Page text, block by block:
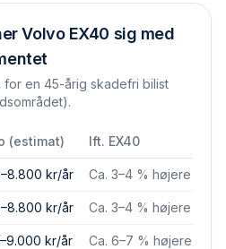
Volvo EX40 sig med
en 45-årig skadefri bilist
(estimat) Ift. EX40
kr/år Ca. 3–4 % højere
kr/år Ca. 3–4 % højere
kr/år Ca. 6–7 % højere